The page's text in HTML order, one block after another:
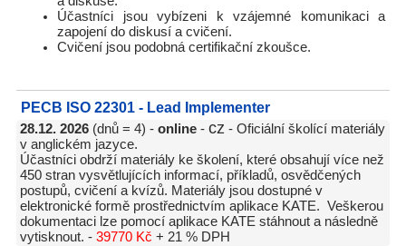
Účastníci jsou vybízeni k vzájemné komunikaci a
zapojení do diskusí a cvičení.
Cvičení jsou podobná certifikační zkoušce.
PECB ISO 22301 - Lead Implementer
28.12. 2026 (dnů = 4) - online - cz - Oficiální školící materiály
v anglickém jazyce.
Účastníci obdrží materiály ke školení, které obsahují více než
450 stran vysvětlujících informací, příkladů, osvědčených
postupů, cvičení a kvízů. Materiály jsou dostupné v
elektronické formě prostřednictvím aplikace KATE. Veškerou
dokumentaci lze pomocí aplikace KATE stáhnout a následně
vytisknout. - 39770 Kč + 21 % DPH